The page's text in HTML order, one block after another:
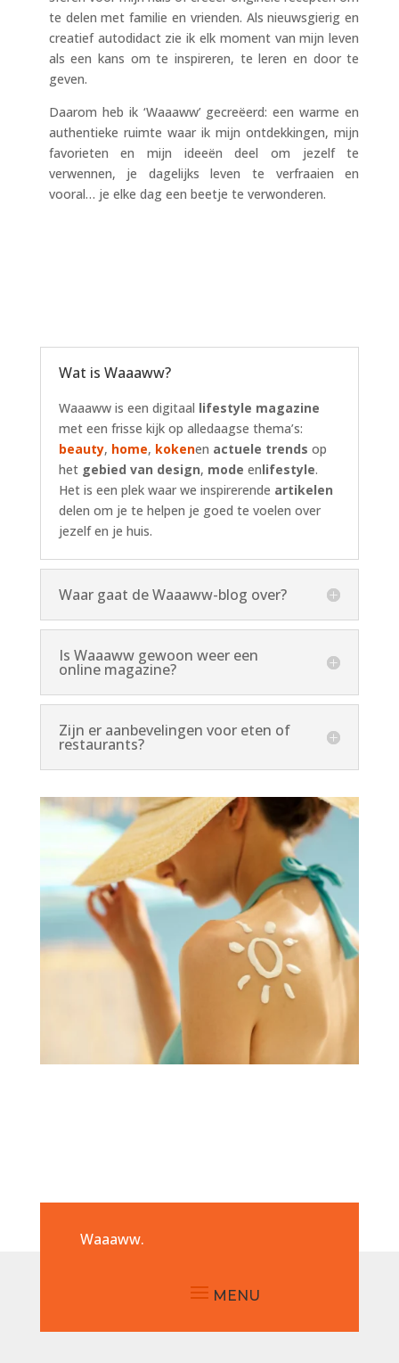
te delen met familie en vrienden. Als nieuwsgierig en
creatief autodidact zie ik elk moment van mijn leven
als een kans om te inspireren, te leren en door te
geven.
Daarom heb ik ‘Waaaww’ gecreëerd: een warme en
authentieke ruimte waar ik mijn ontdekkingen, mijn
favorieten en mijn ideeën deel om jezelf te
verwennen, je dagelijks leven te verfraaien en
vooral… je elke dag een beetje te verwonderen.
Wat is Waaaww?
Waaaww is een digitaal lifestyle magazine
met een frisse kijk op alledaagse thema’s:
beauty, home, kokenen actuele trends op
het gebied van design, mode enlifestyle.
Het is een plek waar we inspirerende artikelen
delen om je te helpen je goed te voelen over
jezelf en je huis.
Waar gaat de Waaaww-blog over?
Is Waaaww gewoon weer een
online magazine?
Zijn er aanbevelingen voor eten of
restaurants?
Waaaww.